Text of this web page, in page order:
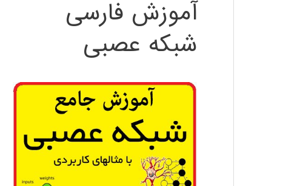
آموزش فارسی
شبکه عصبی